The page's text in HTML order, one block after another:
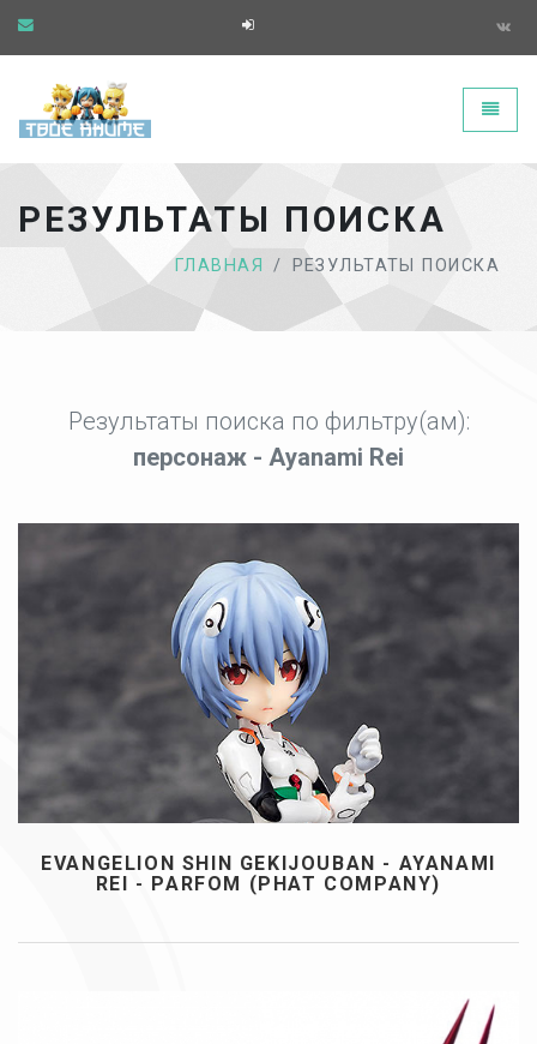
Твоё аниме - главная страница
РЕЗУЛЬТАТЫ ПОИСКА
ГЛАВНАЯ РЕЗУЛЬТАТЫ ПОИСКА
Результаты поиска по фильтру(ам):
персонаж - Ayanami Rei
EVANGELION SHIN GEKIJOUBAN - AYANAMI
REI - PARFOM (PHAT COMPANY)